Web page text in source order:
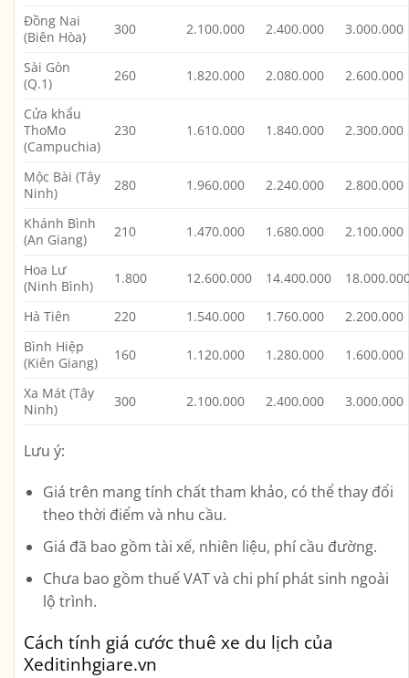
Đồng Nai
(Biên Hòa)
300 2.100.000 2.400.000 3.000.000
Sài Gòn
(Q.1)
260 1.820.000 2.080.000 2.600.000
Cửa khẩu
ThoMo
(Campuchia)
230 1.610.000 1.840.000 2.300.000
Mộc Bài (Tây
Ninh)
280 1.960.000 2.240.000 2.800.000
Khánh Bình
(An Giang)
210 1.470.000 1.680.000 2.100.000
Hoa Lư
(Ninh Bình)
1.800 12.600.000 14.400.000
Hà Tiên 220 1.540.000 1.760.000
2.200.000
Bình Hiệp
(Kiên Giang)
160 1.120.000 1.280.000 1.600.000
Xa Mát (Tây
Ninh)
300 2.100.000 2.400.000 3.000.000
Lưu ý:
Giá trên mang tính chất tham khảo, có thể thay đổi
theo thời điểm và nhu cầu.
Giá đã bao gồm tài xế, nhiên liệu, phí cầu đường.
Chưa bao gồm thuế VAT và chi phí phát sinh ngoài
lộ trình.
Cách tính giá cước thuê xe du lịch của
Xeditinhgiare.vn